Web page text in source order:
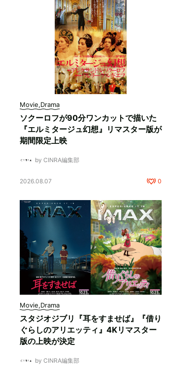
Movie,Drama
ソクーロフが90分ワンカットで描いた
『エルミタージュ幻想』リマスター版が
期間限定上映
by CINRA編集部
2026.08.07 0
Movie,Drama
スタジオジブリ『耳をすませば』『借り
ぐらしのアリエッティ』4Kリマスター
版の上映が決定
by CINRA編集部